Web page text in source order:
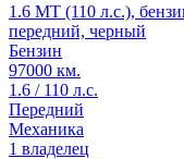
1.6 MT (110 л.с.),
передний, черный
Бензин
97000 км.
1.6 / 110 л.с.
Передний
Механика
1 владелец